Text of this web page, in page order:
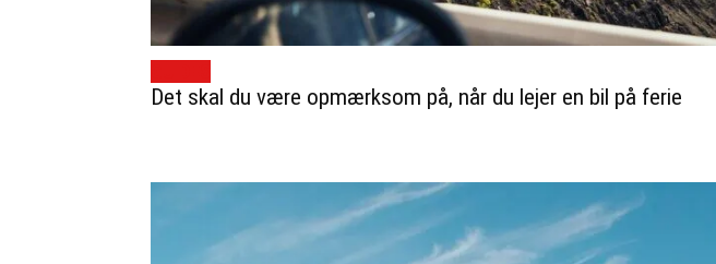
Det skal du være opmærksom på, når du lejer en bil på ferie